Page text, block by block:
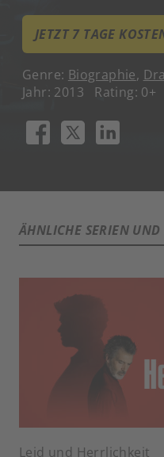
JETZT 7 TAGE
Genre: Biographie,
Jahr: 2013
Rating: 0+
ÄHNLICHE SERIEN
Leid und Herrlichkeit